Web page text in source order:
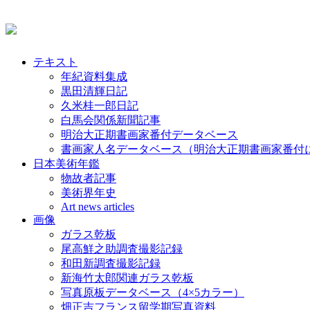
テキスト
年紀資料集成
黒田清輝日記
久米桂一郎日記
白馬会関係新聞記事
明治大正期書画家番付データベース
書画家人名データベース（明治大正期書画家番付
日本美術年鑑
物故者記事
美術界年史
Art news articles
画像
ガラス乾板
尾高鮮之助調査撮影記録
和田新調査撮影記録
新海竹太郎関連ガラス乾板
写真原板データベース（4×5カラー）
畑正吉フランス留学期写真資料